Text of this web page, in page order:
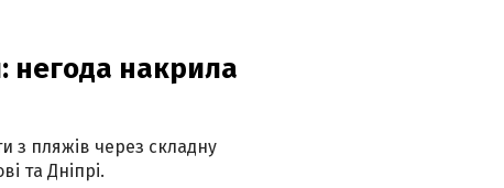
негода накрила
з пляжів через складну
та Дніпрі.